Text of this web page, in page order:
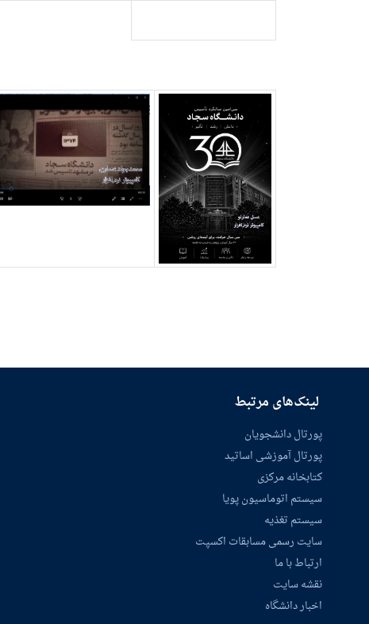
لینک‌های مرتبط
پورتال دانشجویان
پورتال آموزشی اساتید
کتابخانه مرکزی
سیستم اتوماسیون پویا
سیستم تغذیه
سایت رسمی مسابقات اکسپت
ارتباط با ما
نقشه سایت
اخبار دانشگاه